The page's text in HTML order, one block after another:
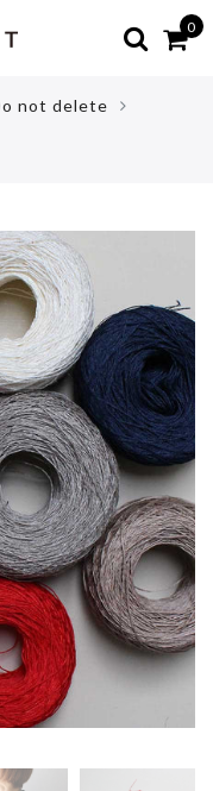
0
not delete